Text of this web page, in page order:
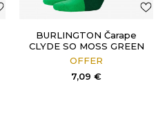
BURLINGTON Čarape
CLYDE SO MOSS GREEN
OFFER
7,09 €